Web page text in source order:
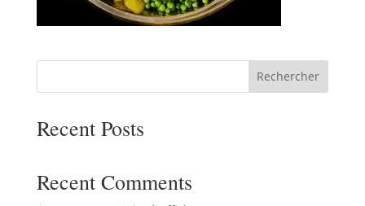
Rechercher
Recent Posts
Recent Comments